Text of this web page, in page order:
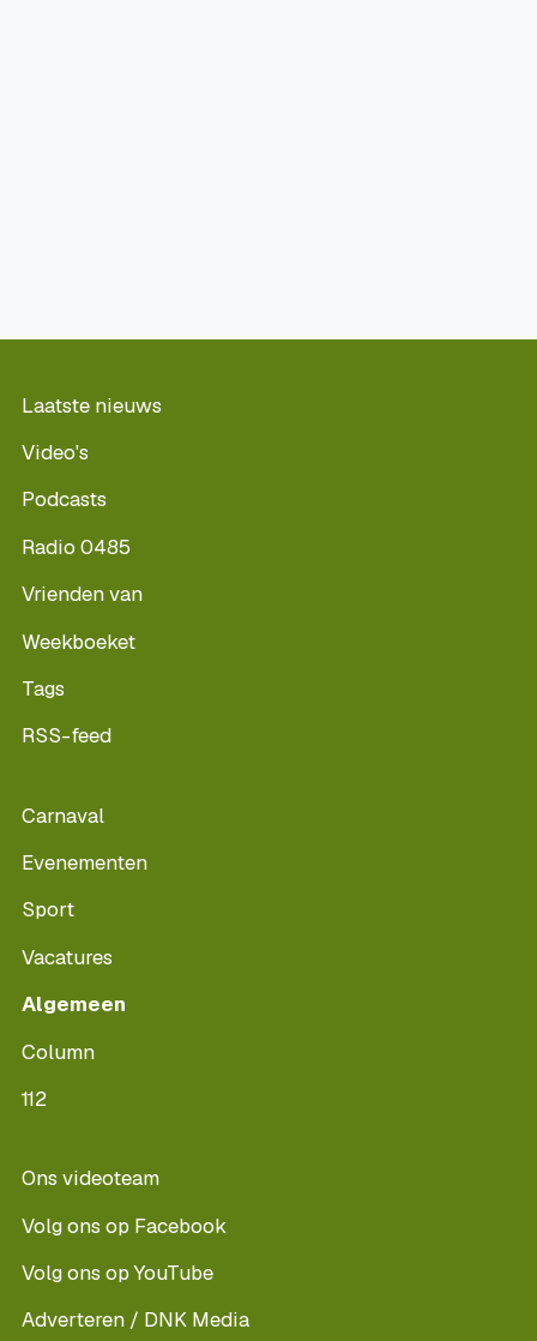
Laatste nieuws
Video's
Podcasts
Radio 0485
Vrienden van
Weekboeket
Tags
RSS-feed
Carnaval
Evenementen
Sport
Vacatures
Algemeen
Column
112
Ons videoteam
Volg ons op Facebook
Volg ons op YouTube
Adverteren / DNK Media